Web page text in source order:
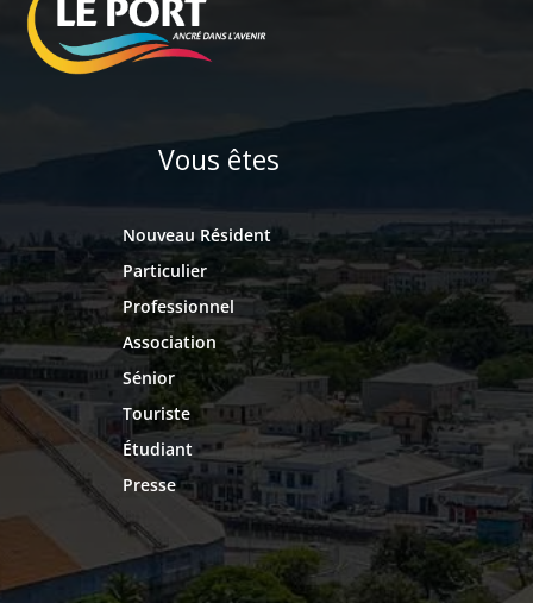
Vous êtes
Nouveau Résident
Particulier
Professionnel
Association
Sénior
Touriste
Étudiant
Presse